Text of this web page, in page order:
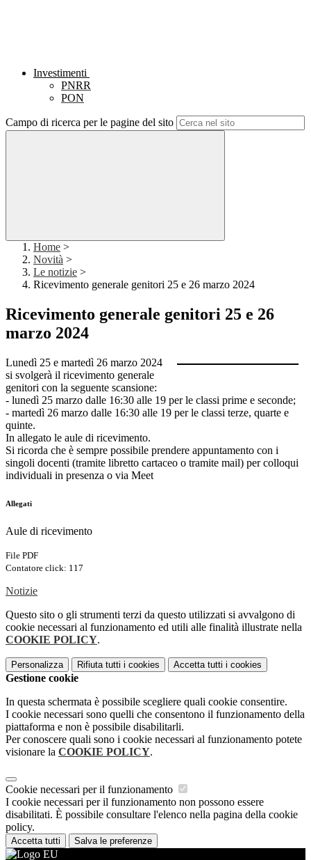
Investimenti
PNRR
PON
Campo di ricerca per le pagine del sito
Home >
Novità >
Le notizie >
Ricevimento generale genitori 25 e 26 marzo 2024
Ricevimento generale genitori 25 e 26
marzo 2024
Lunedì 25 e martedì 26 marzo 2024
si svolgerà il ricevimento generale
genitori con la seguente scansione:
- lunedì 25 marzo dalle 16:30 alle 19 per le classi prime e seconde;
- martedì 26 marzo dalle 16:30 alle 19 per le classi terze, quarte e
quinte.
In allegato le aule di ricevimento.
Si ricorda che è sempre possibile prendere appuntamento con i
singoli docenti (tramite libretto cartaceo o tramite mail) per colloqui
individuali in presenza o via Meet
Allegati
Aule di ricevimento
File PDF
Contatore click: 117
Notizie
Questo sito o gli strumenti terzi da questo utilizzati si avvalgono di
cookie necessari al funzionamento ed utili alle finalità illustrate nella
COOKIE POLICY.
Personalizza Rifiuta tutti i cookies Accetta tutti i cookies
Gestione cookie
In questa schermata è possibile scegliere quali cookie consentire.
I cookie necessari sono quelli che consentono il funzionamento della
piattaforma e non è possibile disabilitarli.
Per conoscere quali sono i cookie necessari al funzionamento potete
visionare la COOKIE POLICY.
Cookie necessari per il funzionamento
I cookie necessari per il funzionamento non possono essere
disabilitati. È possibile consultare l'elenco nella pagina della cookie
policy.
Accetta tutti Salva le preferenze